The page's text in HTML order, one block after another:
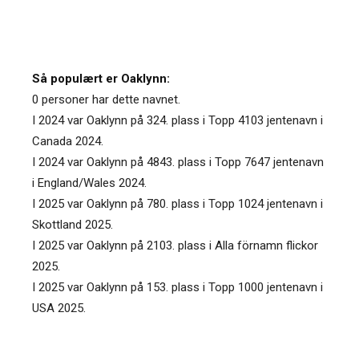
Så populært er Oaklynn:
0 personer har dette navnet.
I 2024 var Oaklynn på 324. plass i Topp 4103 jentenavn i
Canada 2024.
I 2024 var Oaklynn på 4843. plass i Topp 7647 jentenavn
i England/Wales 2024.
I 2025 var Oaklynn på 780. plass i Topp 1024 jentenavn i
Skottland 2025.
I 2025 var Oaklynn på 2103. plass i Alla förnamn flickor
2025.
I 2025 var Oaklynn på 153. plass i Topp 1000 jentenavn i
USA 2025.